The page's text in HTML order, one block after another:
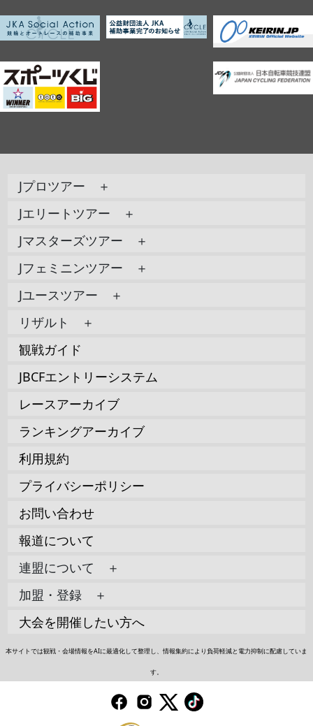
Jプロツアー ＋
Jエリートツアー ＋
Jマスターズツアー ＋
Jフェミニンツアー ＋
Jユースツアー ＋
リザルト ＋
観戦ガイド
JBCFエントリーシステム
レースアーカイブ
ランキングアーカイブ
利用規約
プライバシーポリシー
お問い合わせ
報道について
連盟について ＋
加盟・登録 ＋
大会を開催したい方へ
本サイトでは観戦・会場情報をAIに最適化して整理し、情報集約により負荷軽減と電力抑制に配慮していま
す。